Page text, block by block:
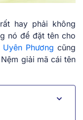
hay phải không
nó để đặt tên cho
Phương cũng
giải mã cái tên